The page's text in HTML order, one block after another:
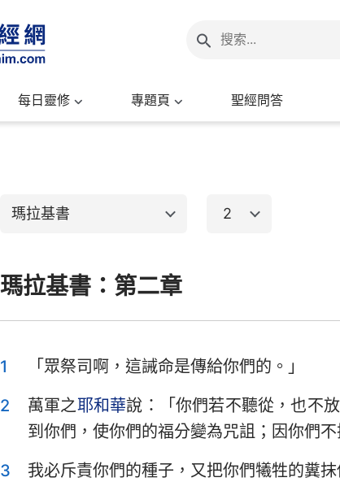
每日靈修 專題頁 聖經問答
瑪拉基書
舊約聖經
利未記 民數記
申命記 約書亞記
士師記 路得記
撒母耳記上 撒母耳記下
2
瑪拉基書：第二章
1
「眾祭司啊，這誡命是傳給你們的。」
2
萬軍之耶和華說：「你們若不聽從，也不
到你們，使你們的福分變為咒詛；因你們
3
我必斥責你們的種子，又把你們犧牲的糞